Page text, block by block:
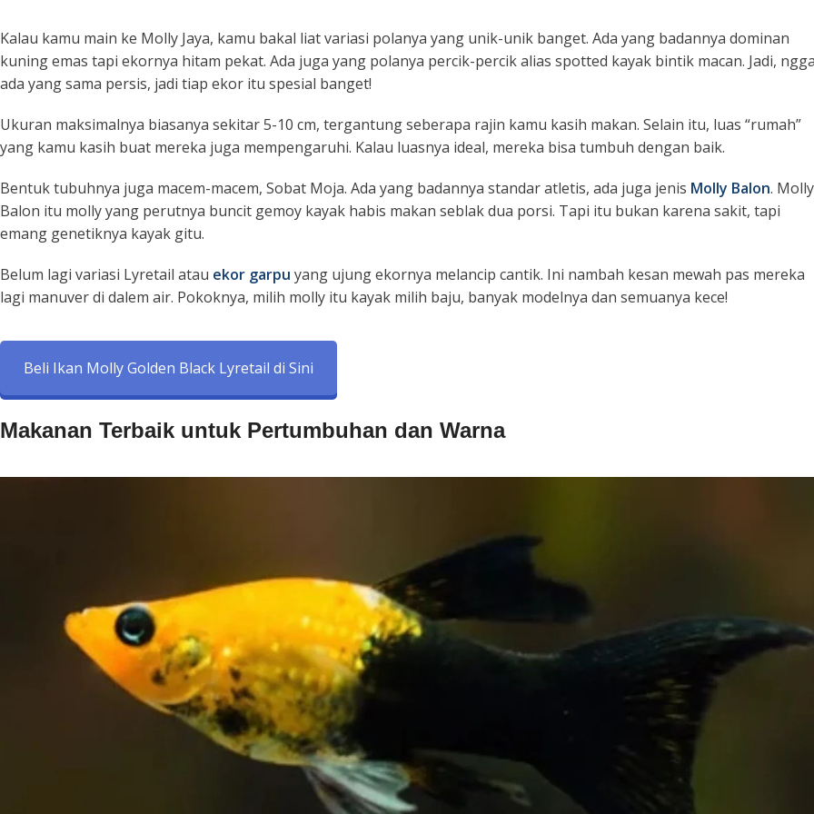
Kalau kamu main ke Molly Jaya, kamu bakal liat variasi polanya yang unik-unik banget. Ada yang badannya dominan
kuning emas tapi ekornya hitam pekat. Ada juga yang polanya percik-percik alias spotted kayak bintik macan. Jadi,
ada yang sama persis, jadi tiap ekor itu spesial banget!
Ukuran maksimalnya biasanya sekitar 5-10 cm, tergantung seberapa rajin kamu kasih makan. Selain itu, luas “rumah”
yang kamu kasih buat mereka juga mempengaruhi. Kalau luasnya ideal, mereka bisa tumbuh dengan baik.
Bentuk tubuhnya juga macem-macem, Sobat Moja. Ada yang badannya standar atletis, ada juga jenis Molly Balon. Molly
Balon itu molly yang perutnya buncit gemoy kayak habis makan seblak dua porsi. Tapi itu bukan karena sakit, tapi
emang genetiknya kayak gitu.
Belum lagi variasi Lyretail atau ekor garpu yang ujung ekornya melancip cantik. Ini nambah kesan mewah pas mereka
lagi manuver di dalem air. Pokoknya, milih molly itu kayak milih baju, banyak modelnya dan semuanya kece!
Beli Ikan Molly Golden Black Lyretail di Sini
Makanan Terbaik untuk Pertumbuhan dan Warna